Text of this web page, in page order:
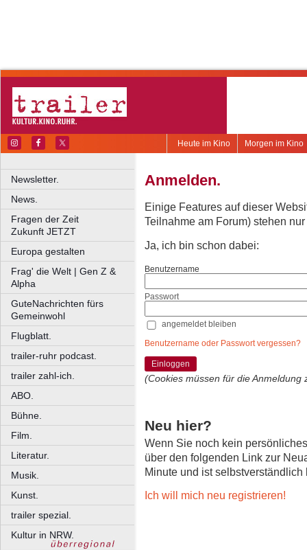
Morgen im Kino
Heute im Kino
Newsletter.
News.
Fragen der Zeit
Zukunft JETZT
Europa gestalten
Frag' die Welt | Gen Z &
Alpha
GuteNachrichten fürs
Gemeinwohl
Flugblatt.
trailer-ruhr podcast.
trailer zahl-ich.
ABO.
Bühne.
Film.
Literatur.
Musik.
Kunst.
trailer spezial.
Kultur in NRW.
Anmelden.
Einige Features auf dieser
Teilnahme am Forum) stehen
Ja, ich bin schon dabei:
Benutzername
Passwort
angemeldet bleiben
Benutzername oder Passwort vergessen?
Einloggen
(Cookies müssen für die Anmeldung
Neu hier?
Wenn Sie noch kein
über den folgenden Link zur
Minute und ist selbstverständlich
Ich will mich neu registrieren!